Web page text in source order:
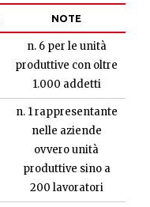
NOTE
n. 6 per le unità
produttive con oltre
1.000 addetti
n. 1 rappresentante
nelle aziende
ovvero unità
produttive sino a
200 lavoratori